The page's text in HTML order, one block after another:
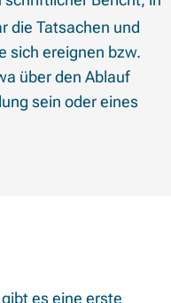
die Tatsachen und
sich ereignen bzw.
über den Ablauf
sein oder eines
es eine erste